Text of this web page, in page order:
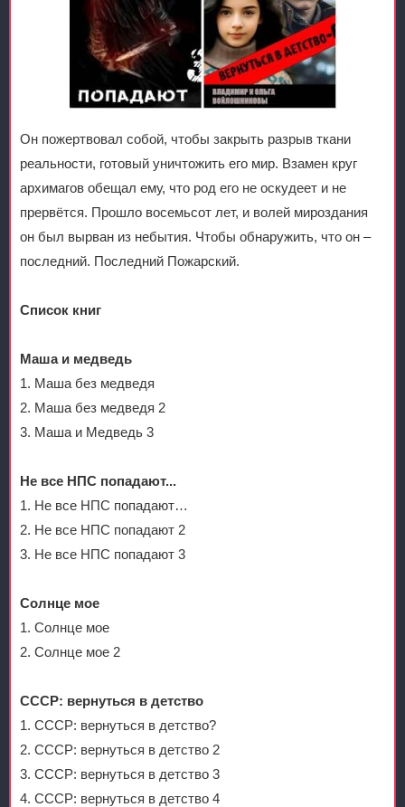
Он пожертвовал собой, чтобы закрыть разрыв ткани
реальности, готовый уничтожить его мир. Взамен круг
архимагов обещал ему, что род его не оскудеет и не
прервётся. Прошло восемьсот лет, и волей мироздания
он был вырван из небытия. Чтобы обнаружить, что он –
последний. Последний Пожарский.
Список книг
Маша и медведь
1. Маша без медведя
2. Маша без медведя 2
3. Маша и Медведь 3
Не все НПС попадают...
1. Не все НПС попадают…
2. Не все НПС попадают 2
3. Не все НПС попадают 3
Солнце мое
1. Солнце мое
2. Солнце мое 2
СССР: вернуться в детство
1. СССР: вернуться в детство?
2. СССР: вернуться в детство 2
3. СССР: вернуться в детство 3
4. СССР: вернуться в детство 4